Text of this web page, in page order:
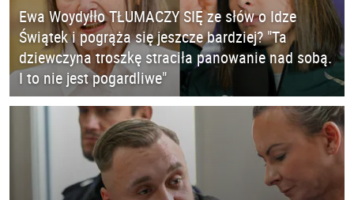
Ewa Woydyłło TŁUMACZY SIĘ ze słów o Idze
Świątek i pogrąża się jeszcze bardziej? "Ta
dziewczyna troszkę straciła panowanie nad sobą.
I to nie jest pogardliwe"